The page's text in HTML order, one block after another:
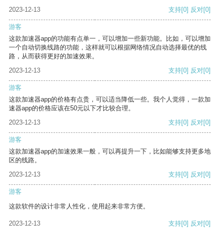
2023-12-13
支持[0] 反对[0]
游客
这款加速器app的功能有点单一，可以增加一些新功能。比如，可以增加
一个自动切换线路的功能，这样就可以根据网络情况自动选择最优的线
路，从而获得更好的加速效果。
2023-12-13
支持[0] 反对[0]
游客
这款加速器app的价格有点贵，可以适当降低一些。我个人觉得，一款加
速器app的价格应该在50元以下才比较合理。
2023-12-13
支持[0] 反对[0]
游客
这款加速器app的加速效果一般，可以再提升一下，比如能够支持更多地
区的线路。
2023-12-13
支持[0] 反对[0]
游客
这款软件的设计非常人性化，使用起来非常方便。
2023-12-13 支持[0] 反对[0]